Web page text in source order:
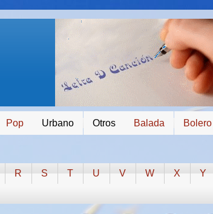
Pop Urbano Otros Balada Bolero
R S T U V W X Y